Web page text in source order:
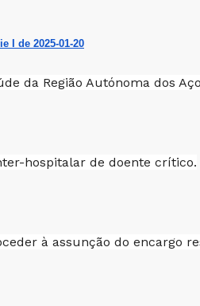
I de 2025-01-20
da Região Autónoma dos
hospitalar de doente crítico.
à assunção do encargo